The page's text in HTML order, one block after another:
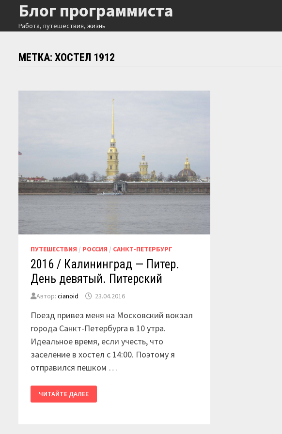
Перейти
содержимому
Блог программиста
Работа, путешествия, жизнь
МЕТКА:ХОСТЕЛ 1912
ПУТЕШЕСТВИЯ / РОССИЯ / САНКТ-ПЕТЕРБУРГ
2016 / Калининград — Питер.
День девятый. Питерский
Автор:cianoid 23.04.2016
Поезд привез меня на Московский вокзал
города Санкт-Петербурга в 10 утра.
Идеальное время, если учесть, что
заселение в хостел с 14:00. Поэтому я
отправился пешком …
2016
/
КАЛИНИНГРАД
ЧИТАЙТЕ ДАЛЕЕ